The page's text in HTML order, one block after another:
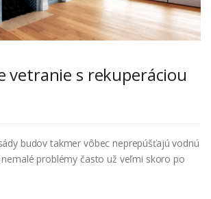
vetranie s rekuperáciou
budov takmer vôbec neprepúšťajú vodnú
problémy často už veľmi skoro po